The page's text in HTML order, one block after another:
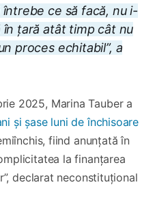
întrebe ce să facă, nu i-
în țară atât timp cât nu
proces echitabil”, a
2025, Marina Tauber a
și șase luni de închisoare
fiind anunțată în
la finanțarea
declarat neconstituțional